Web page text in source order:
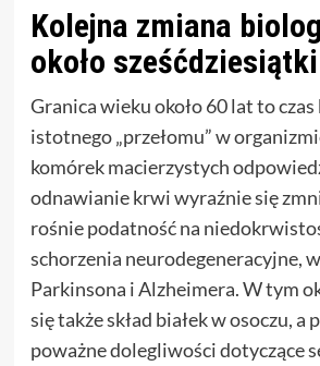
Kolejna zmiana
około sześćdziesiątki
Granica wieku około 60 lat to
istotnego „przełomu” w
komórek macierzystych
odnawianie krwi wyraźnie się
rośnie podatność na
schorzenia neurodegeneracyjne,
Parkinsona i Alzheimera. W tym
się także skład białek w osoczu, a
poważne dolegliwości dotyczące